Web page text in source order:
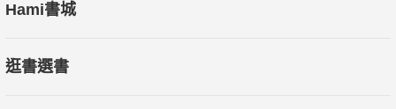
Hami書城
逛書選書